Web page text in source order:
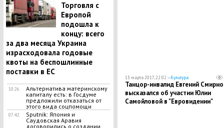
Торговля с
Европой
подошла к
концу: всего
за два месяца Украина
израсходовала годовые
квоты на беспошлинные
поставки в ЕС
10:26
Альтернатива материнскому
капиталу есть: в Госдуме
предложили отказаться от
этого вида соцпомощи
07:42
Sputnik: Япония и
Саудовская Аравия
договорились о создании
13 марта 2017, 22:02 —Культура
Танцор-инвалид Евгений
высказался об участии Юлии
Самойловой в "Евровидении"